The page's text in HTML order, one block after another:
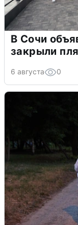
В Сочи
закрыли
6 августа 0